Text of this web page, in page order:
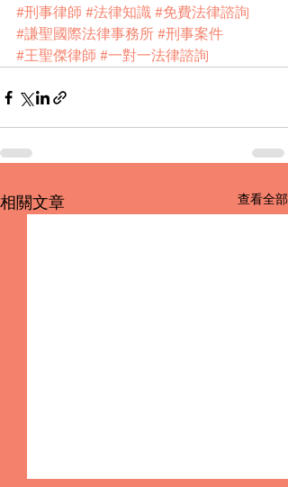
#刑事律師 #法律知識 #免費法律諮詢
#謙聖國際法律事務所 #刑事案件
#王聖傑律師 #一對一法律諮詢
相關文章 查看全部